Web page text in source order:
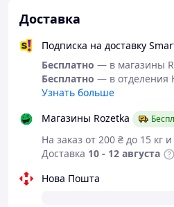
Размеры в
размерную
серии
Доставка
Подписка на доставку
Бесплатно — в магазины
Бесплатно — в отделения
Узнать больше
Магазины Rozetka
На заказ от 200 ₴ до 15 кг
Доставка 10 - 12 августа
Нова Пошта